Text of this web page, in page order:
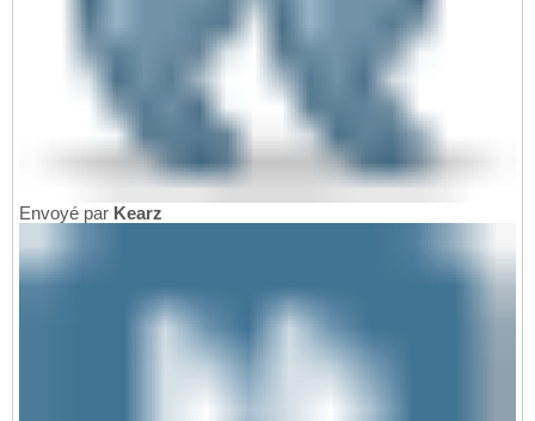
Envoyé par Kearz